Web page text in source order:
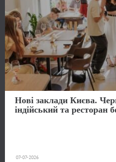
Нові заклади Києва.
індійський та ресторан
07-07-2026